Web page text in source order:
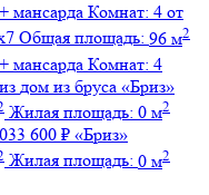
мансарда Комнат: 4 от
Общая площадь: 96 м2
мансарда Комнат: 4
дом из бруса «Бриз»
Жилая площадь: 0 м2
600 ₽ «Бриз»
Жилая площадь: 0 м2